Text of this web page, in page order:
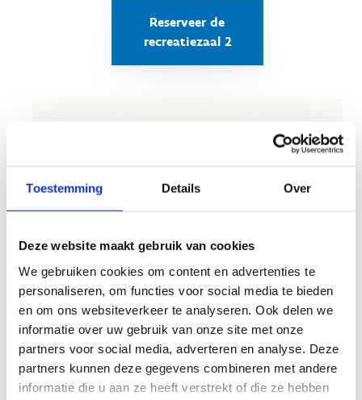
Toestemming Details Over
Deze website maakt gebruik van cookies
We gebruiken cookies om content en advertenties te
personaliseren, om functies voor social media te bieden
en om ons websiteverkeer te analyseren. Ook delen we
informatie over uw gebruik van onze site met onze
partners voor social media, adverteren en analyse. Deze
partners kunnen deze gegevens combineren met andere
informatie die u aan ze heeft verstrekt of die ze hebben
Reserveer de
recreatiezaal 2
Wil je met je sportclub, vereniging of federatie
eenstage met overnachting of een sportief
comfortabel overnachten. We beschikken over
Samen bekijken we graag de sportmogelijkheden
binnen ons centrum en stellen we een
programma op maat samen dat perfect aansluit
bij jouw wensen.
Op sportstage in Genk